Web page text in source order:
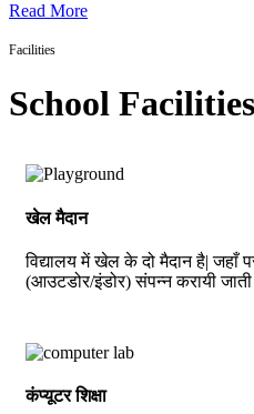
Read More
Facilities
School Facilities
खेल मैदान
विद्यालय में खेल के दो मैदान है| जहाँ
(आउटडोर/इंडोर) संपन्न करायी जाती
कंप्यूटर शिक्षा